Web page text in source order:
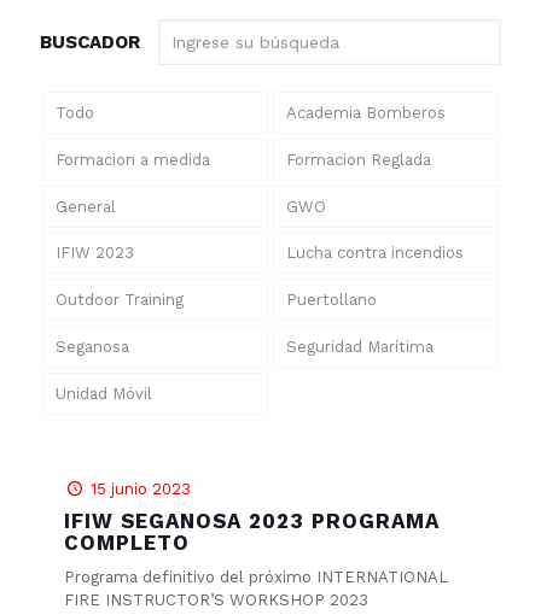
BUSCADOR
Todo Academia Bomberos
Formacion a medida Formacion Reglada
General GWO
IFIW 2023 Lucha contra incendios
Outdoor Training Puertollano
Seganosa Seguridad Marítima
Unidad Móvil
15 junio 2023
IFIW SEGANOSA 2023 PROGRAMA
COMPLETO
Programa definitivo del próximo INTERNATIONAL
FIRE INSTRUCTOR’S WORKSHOP 2023